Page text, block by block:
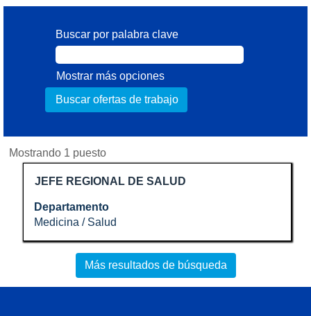
Buscar por palabra clave
Mostrar más opciones
Mostrando 1 puestoResultados
de
búsqueda
"".
Mostrando
1
puesto
el
Título
JEFE REGIONAL DE SALUD
Departamento
Medicina / Salud
Utilice
barra
espaciadora
para
contenido
Más resultados de búsqueda